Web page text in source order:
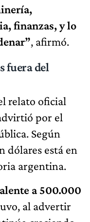
finanzas, y lo
, afirmó.
fuera del
relato oficial
por el
Según
dólares está en
argentina.
a 500.000
al advertir